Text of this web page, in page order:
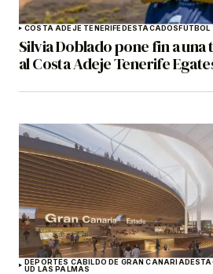
COSTA ADEJE TENERIFEDESTACADOSFÚTBOL
Silvia Doblado pone fin a
al Costa Adeje Tenerife
DEPORTES CABILDO DE GRAN CANARIA
UD LAS PALMAS